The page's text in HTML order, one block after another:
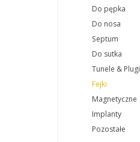
Do pępka
Do nosa
Septum
Do sutka
Tunele & Plugi
Fejki
Magnetyczne
Implanty
Pozostałe